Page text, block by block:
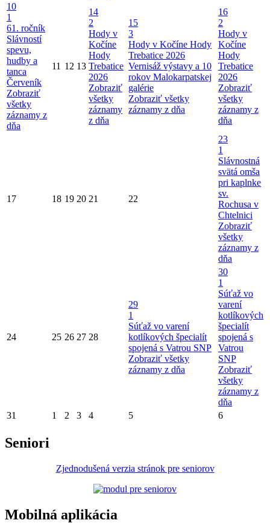
10
1
61. ročník
Slávností
spevu,
hudby a
tanca
Červeník
Zobraziť
všetky
záznamy z
dňa
11 12 13
14
2
Hody v
Kočíne
Hody
Trebatice
2026
Zobraziť
všetky
záznamy
z dňa
15
3
Hody v Kočíne Hody
Trebatice 2026
Vernisáž výstavy a 10
rokov Malokarpatskej
galérie
Zobraziť všetky
záznamy z dňa
16
2
Hody v
Kočíne
Hody
Trebatice
2026
Zobraziť
všetky
záznamy z
dňa
17 18 19 20 21 22
23
1
Slávnostná
svätá omša
pri kaplnke
sv.
Rochusa v
Chtelnici
Zobraziť
všetky
záznamy z
dňa
24 25 26 27 28
29
1
Súťaž vo varení
kotlíkových špecialít
spojená s Vatrou SNP
Zobraziť všetky
záznamy z dňa
30
1
Súťaž vo
varení
kotlíkových
špecialít
spojená s
Vatrou
SNP
Zobraziť
všetky
záznamy z
dňa
31
1 2 3 4 5 6
Seniori
Zjednodušená verzia stránok pre seniorov
Mobilná aplikácia